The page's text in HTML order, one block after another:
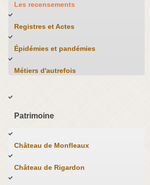
Les recensements
Registres et Actes
Épidémies et pandémies
Métiers d'autrefois
Patrimoine
Château de Monfleaux
Château de Rigardon